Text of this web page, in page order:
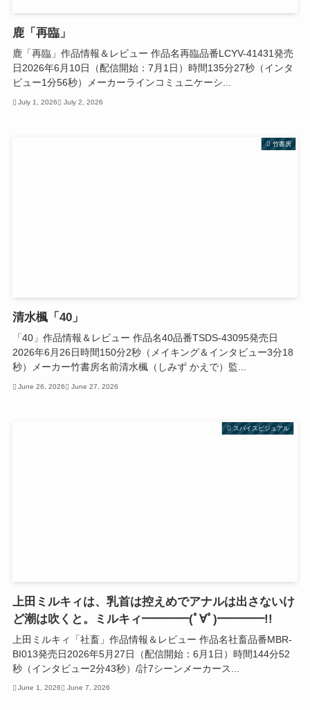
鹿「再臨」
鹿「再臨」作品情報＆レビュー 作品名再臨品番LCYV-41431発売
日2026年6月10日（配信開始：7月1日）時間135分27秒（インタ
ビュー1分56秒）メーカーラインコミュニケーシ...
July 1, 2026 July 2, 2026
竹書房
清水楓「40」
「40」作品情報＆レビュー 作品名40品番TSDS-43095発売日
2026年6月26日時間150分2秒（メイキング＆インタビュー3分18
秒）メーカー竹書房名前清水楓（しみず かえで）監...
June 26, 2026 June 27, 2026
スパイスビジュアル
上田ミルキィは、乳首は控えめでアナルは出さないけ
ど潮は吹くと。ミルキィ━━━━(ﾟ∀ﾟ)━━━━!!
上田ミルキィ「社畜」作品情報＆レビュー 作品名社畜品番MBR-
BI013発売日2026年5月27日（配信開始：6月1日）時間144分52
秒（インタビュー2分43秒）/計7シーンメーカース...
June 1, 2026 June 7, 2026